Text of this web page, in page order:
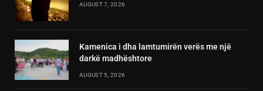
AUGUST 7, 2026
Kamenica i dha lamtumirën verës me një
darkë madhështore
AUGUST 5, 2026